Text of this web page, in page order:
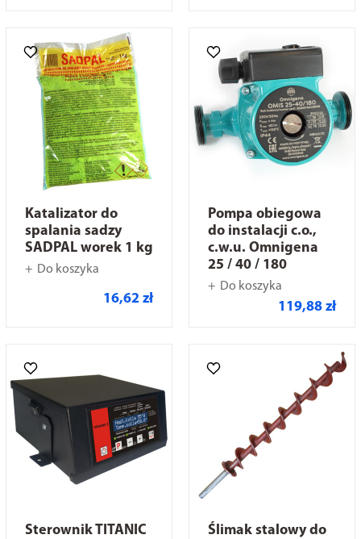
Katalizator do
spalania sadzy
SADPAL worek 1 kg
Do koszyka
16,62 zł
Pompa obiegowa
do instalacji c.o.,
c.w.u. Omnigena
25 / 40 / 180
Do koszyka
119,88 zł
Sterownik TITANIC
Ślimak stalowy do